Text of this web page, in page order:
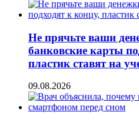
Не прячьте ваши
банковские карты
пластик ставят на
09.08.2026